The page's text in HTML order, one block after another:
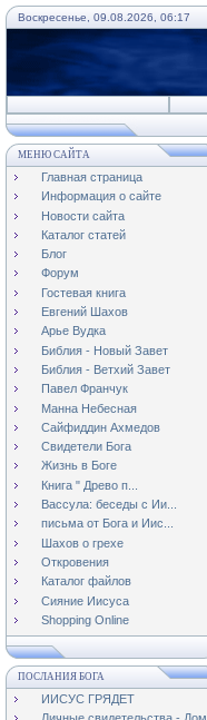
Воскресенье, 09.08.2026, 06:17
МЕНЮ САЙТА
Главная страница
Информация о сайте
Новости сайта
Каталог статей
Блог
Форум
Гостевая книга
Евгений Шахов
Арье Вудка
Библия - Новый Завет
Библия - Ветхий Завет
Павел Франчук
Манна Небесная
Сайфиддин Ахмедов
Свидетели Бога
Жизнь в Боге
Книга " Древо п...
Вассула: беседы с Ии...
письма от Бога и Иис...
Шахов о грехе
Откровения
Каталог файлов
Сияние Иисуса
Shopping Online
ПОСЛАНИЯ БОГА
ИИСУС ГРЯДЕТ